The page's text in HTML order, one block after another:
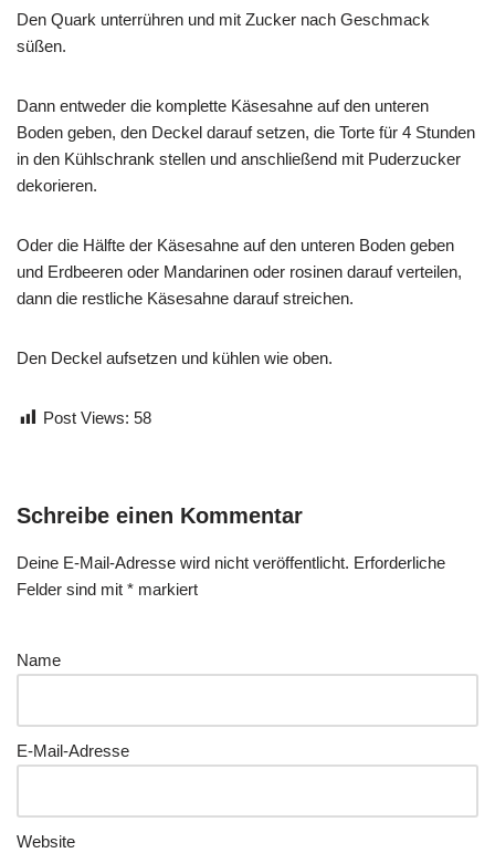
Den Quark unterrühren und mit Zucker nach Geschmack
süßen.
Dann entweder die komplette Käsesahne auf den unteren
Boden geben, den Deckel darauf setzen, die Torte für 4 Stunden
in den Kühlschrank stellen und anschließend mit Puderzucker
dekorieren.
Oder die Hälfte der Käsesahne auf den unteren Boden geben
und Erdbeeren oder Mandarinen oder rosinen darauf verteilen,
dann die restliche Käsesahne darauf streichen.
Den Deckel aufsetzen und kühlen wie oben.
Post Views: 58
Schreibe einen Kommentar
Deine E-Mail-Adresse wird nicht veröffentlicht. Erforderliche
Felder sind mit * markiert
Name
E-Mail-Adresse
Website